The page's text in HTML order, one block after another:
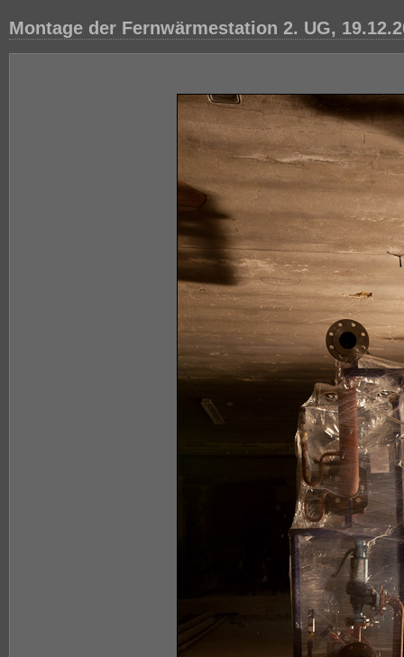
Montage der Fernwärmestation 2. UG,